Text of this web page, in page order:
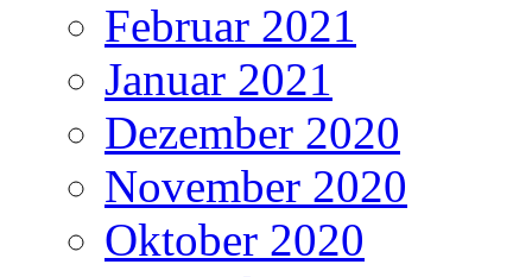
Februar 2021
Januar 2021
Dezember 2020
November 2020
Oktober 2020